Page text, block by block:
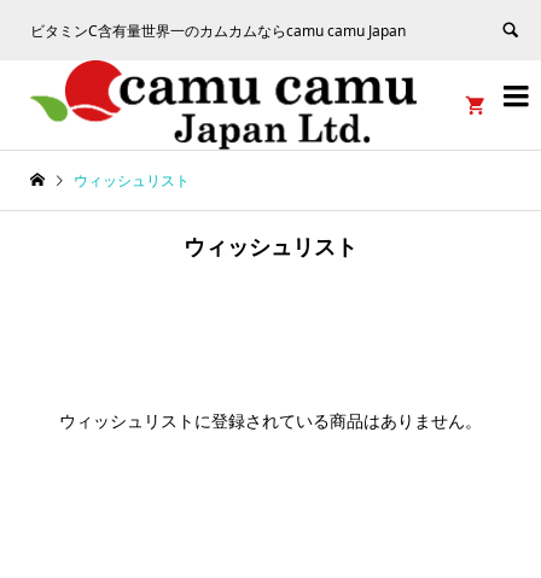
ビタミンC含有量世界一のカムカムならcamu camu Japan


ウィッシュリスト
ウィッシュリスト
ウィッシュリストに登録されている商品はありません。